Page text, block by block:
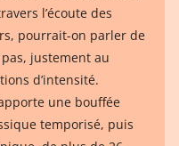
l’écoute des
pourrait-on parler de
justement au
d’intensité.
une bouffée
temporisé, puis